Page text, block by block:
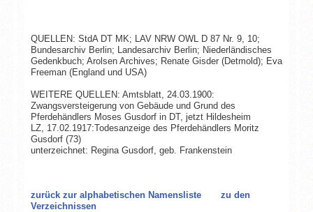
QUELLEN: StdA DT MK; LAV NRW OWL D 87 Nr. 9, 10;
Bundesarchiv Berlin; Landesarchiv Berlin; Niederländisches
Gedenkbuch; Arolsen Archives; Renate Gisder (Detmold); Eva
Freeman (England und USA)
WEITERE QUELLEN: Amtsblatt, 24.03.1900:
Zwangsversteigerung von Gebäude und Grund des
Pferdehändlers Moses Gusdorf in DT, jetzt Hildesheim
LZ, 17.02.1917:Todesanzeige des Pferdehändlers Moritz
Gusdorf (73)
unterzeichnet: Regina Gusdorf, geb. Frankenstein
zurück zur alphabetischen Namensliste
zu den
Verzeichnissen